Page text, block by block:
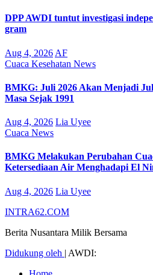
DPP AWDI tuntut investigasi
gram
Aug 4, 2026 AF
Cuaca Kesehatan News
BMKG: Juli 2026 Akan Menjadi
Masa Sejak 1991
Aug 4, 2026 Lia Uyee
Cuaca News
BMKG Melakukan Perubahan
Ketersediaan Air Menghadapi El
Aug 4, 2026 Lia Uyee
INTRA62.COM
Berita Nusantara Milik Bersama
Didukung oleh | AWDI: